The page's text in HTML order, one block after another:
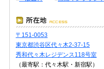
－晴れた
を施した
性を示すケ
プラントを
〒151-0053
東京都渋谷区代々木2-37-15
秀和代々木レジデンス118号室
（最寄駅：代々木駅・新宿駅）